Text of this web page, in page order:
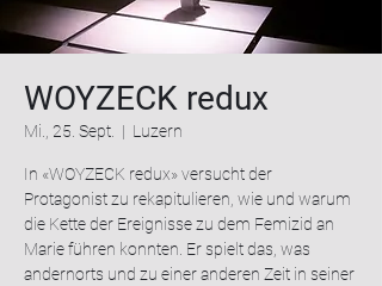
WOYZECK redux
Mi., 25. Sept.
  |
Luzern
In «WOYZECK redux» versucht der
Protagonist zu rekapitulieren, wie und warum
die Kette der Ereignisse zu dem Femizid an
Marie führen konnten. Er spielt das, was
andernorts und zu einer anderen Zeit in seiner